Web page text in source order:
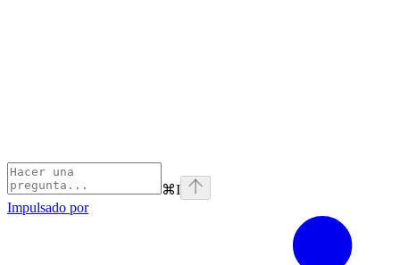
⌘I
Impulsado por